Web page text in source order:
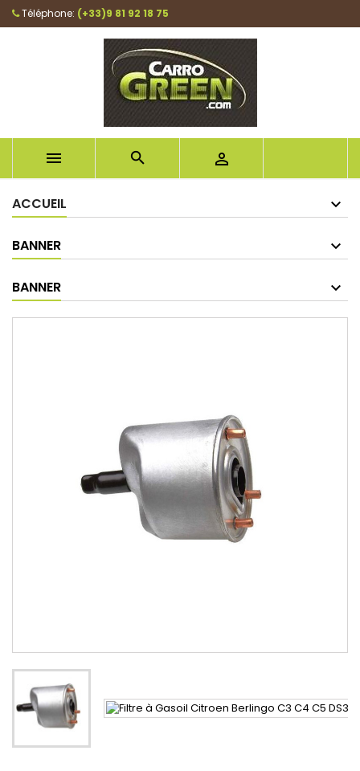
Téléphone: (+33)9 81 92 18 75
  
ACCUEIL
BANNER
BANNER